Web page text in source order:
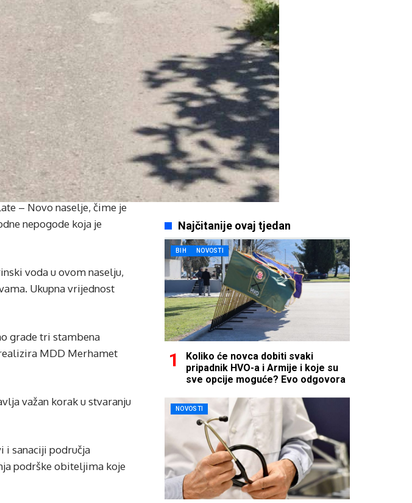
– Novo naselje, čime je
nepogode koja je
voda u ovom naselju,
Ukupna vrijednost
grade tri stambena
MDD Merhamet
važan korak u stvaranju
i sanaciji područja
podrške obiteljima koje
Najčitanije ovaj tjedan
BIH NOVOSTI
Koliko će novca dobiti svaki
pripadnik HVO-a i Armije i koje su
sve opcije moguće? Evo odgovora
NOVOSTI